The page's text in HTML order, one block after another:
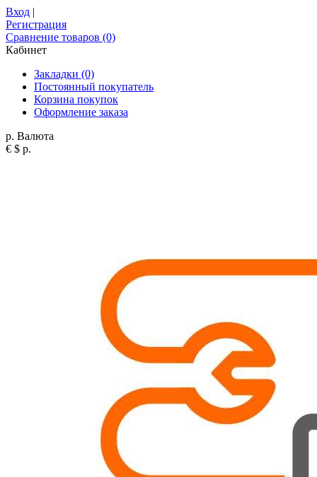
Вход |
Регистрация
Сравнение товаров (0)
Кабинет
Закладки (0)
Постоянный покупатель
Корзина покупок
Оформление заказа
р. Валюта
€ $ р.